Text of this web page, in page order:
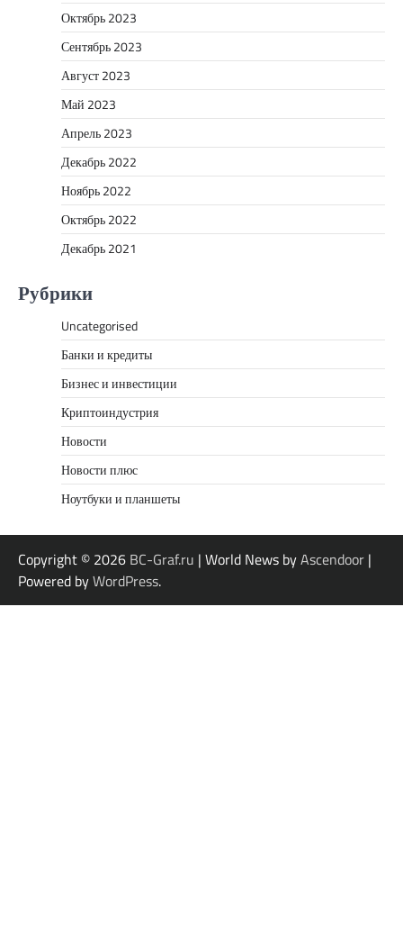
Октябрь 2023
Сентябрь 2023
Август 2023
Май 2023
Апрель 2023
Декабрь 2022
Ноябрь 2022
Октябрь 2022
Декабрь 2021
Рубрики
Uncategorised
Банки и кредиты
Бизнес и инвестиции
Криптоиндустрия
Новости
Новости плюс
Ноутбуки и планшеты
Copyright © 2026 BC-Graf.ru | World News byAscendoor |
Powered byWordPress.